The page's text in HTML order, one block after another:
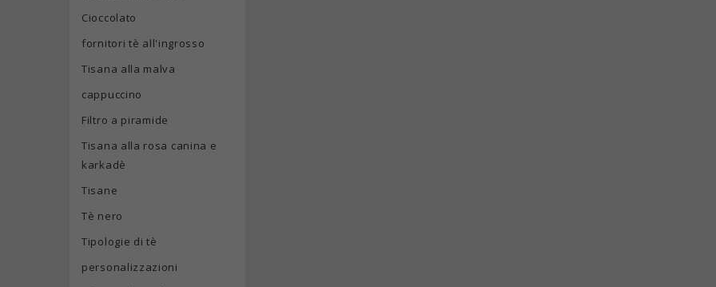
Cioccolato
fornitori tè all'ingrosso
Tisana alla malva
cappuccino
Filtro a piramide
Tisana alla rosa canina e
karkadè
Tisane
Tè nero
Tipologie di tè
personalizzazioni